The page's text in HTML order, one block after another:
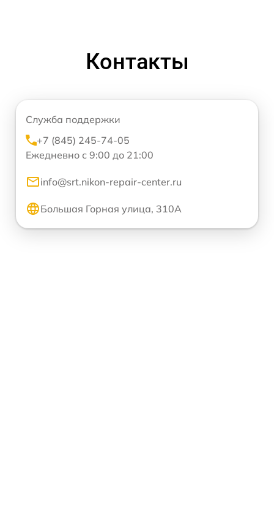
Контакты
Служба поддержки
+7 (845) 245-74-05
Ежедневно с 9:00 до 21:00
info@srt.nikon-repair-center.ru
Большая Горная улица, 310А